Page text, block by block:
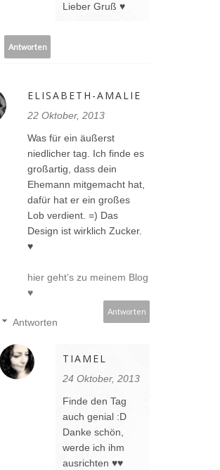
Lieber Gruß ♥
Antworten
ELISABETH-AMALIE
22 Oktober, 2013
Was für ein äußerst
niedlicher tag. Ich finde es
großartig, dass dein
Ehemann mitgemacht hat,
dafür hat er ein großes
Lob verdient. =) Das
Design ist wirklich Zucker.
♥
hier geht’s zu meinem Blog
♥
Antworten
Antworten
TIAMEL
24 Oktober, 2013
Finde den Tag
auch genial :D
Danke schön,
werde ich ihm
ausrichten ♥♥